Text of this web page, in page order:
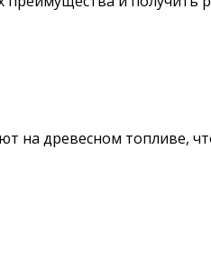
на древесном топливе,